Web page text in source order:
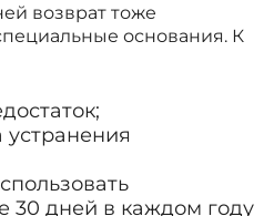
возврат тоже
основания. К
30 дней в каждом году